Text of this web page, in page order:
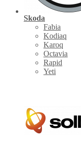
Skoda
Fabia
Kodiaq
Karoq
Octavia
Rapid
Yeti